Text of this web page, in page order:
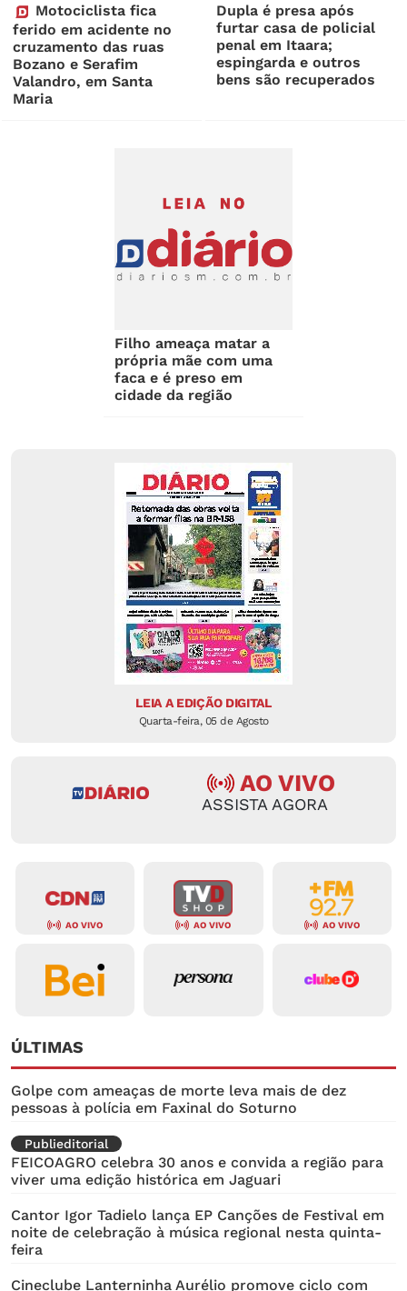
Motociclista fica
ferido em acidente no
cruzamento das ruas
Bozano e Serafim
Valandro, em Santa
Maria
Dupla é presa após
furtar casa de policial
penal em Itaara;
espingarda e outros
bens são recuperados
Filho ameaça matar a
própria mãe com uma
faca e é preso em
cidade da região
LEIA A EDIÇÃO DIGITAL
Quarta-feira, 05 de Agosto
AO VIVO
ASSISTA AGORA
AO VIVO AO VIVO AO VIVO
ÚLTIMAS
Golpe com ameaças de morte leva mais de dez
pessoas à polícia em Faxinal do Soturno
Publieditorial
FEICOAGRO celebra 30 anos e convida a região para
viver uma edição histórica em Jaguari
Cantor Igor Tadielo lança EP Canções de Festival em
noite de celebração à música regional nesta quinta-
feira
Cineclube Lanterninha Aurélio promove ciclo com